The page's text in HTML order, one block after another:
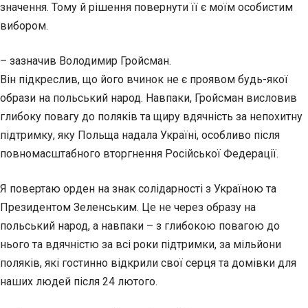
значення. Тому й рішення повернути її є моїм особистим
вибором.
– зазначив Володимир Гройсман.
Він підкреслив, що його вчинок не є проявом будь-якої
образи на польський народ. Навпаки, Гройсман висловив
глибоку повагу до поляків та щиру вдячність за непохитну
підтримку, яку Польща надала Україні, особливо після
повномасштабного вторгнення Російської Федерації.
Я повертаю орден на знак солідарності з Україною та
Президентом Зеленським. Це не через образу на
польський народ, а навпаки – з глибокою повагою до
нього та вдячністю за всі роки підтримки, за мільйони
поляків, які гостинно відкрили свої серця та домівки для
наших людей після 24 лютого.